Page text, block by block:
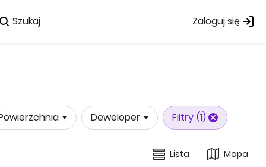
Szukaj Zaloguj się
Deweloper Filtry (1)
Lista Mapa